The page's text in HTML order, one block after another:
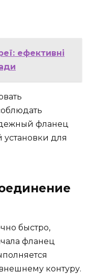
ефективні
фланец
установки для
быстро,
фланец
контуру.